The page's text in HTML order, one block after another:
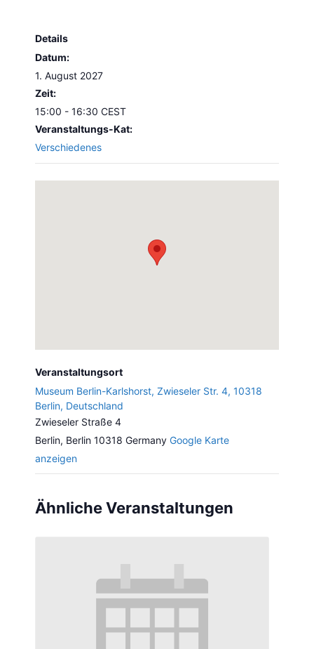
Details
Datum:
1. August 2027
Zeit:
15:00 - 16:30 CEST
Veranstaltungs-Kat:
Verschiedenes
Veranstaltungsort
Museum Berlin-Karlshorst, Zwieseler Str. 4, 10318
Berlin, Deutschland
Zwieseler Straße 4
Berlin, Berlin 10318 Germany Google Karte
anzeigen
Ähnliche Veranstaltungen